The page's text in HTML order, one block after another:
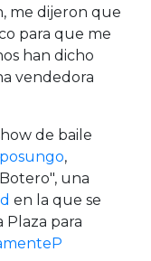
me dijeron que
para que me
han dicho
vendedora
de baile
,
una
en la que se
para